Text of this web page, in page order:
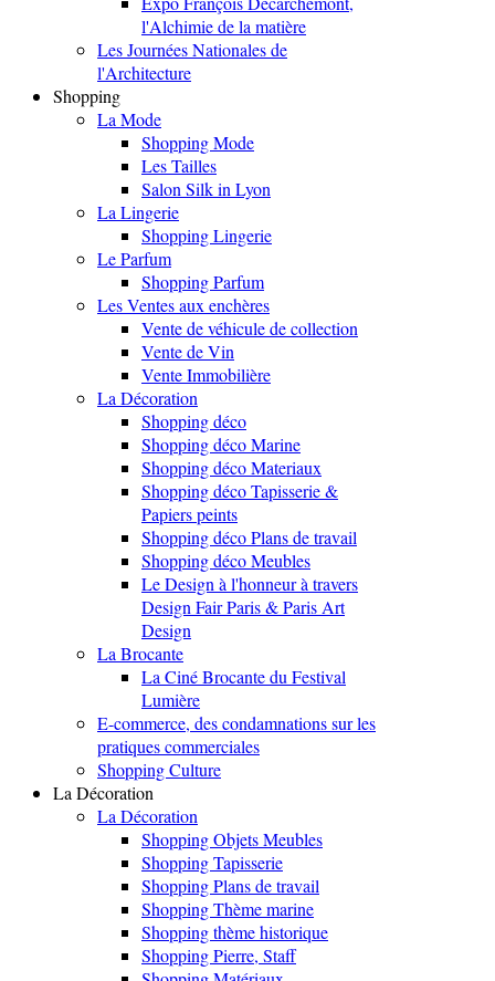
l'Alchimie de la matière
Les Journées Nationales de
l'Architecture
Shopping
La Mode
Shopping Mode
Les Tailles
Salon Silk in Lyon
La Lingerie
Shopping Lingerie
Le Parfum
Shopping Parfum
Les Ventes aux enchères
Vente de véhicule de collection
Vente de Vin
Vente Immobilière
La Décoration
Shopping déco
Shopping déco Marine
Shopping déco Materiaux
Shopping déco Tapisserie &
Papiers peints
Shopping déco Plans de travail
Shopping déco Meubles
Le Design à l'honneur à travers
Design Fair Paris & Paris Art
Design
La Brocante
La Ciné Brocante du Festival
Lumière
E-commerce, des condamnations sur les
pratiques commerciales
Shopping Culture
La Décoration
La Décoration
Shopping Objets Meubles
Shopping Tapisserie
Shopping Plans de travail
Shopping Thème marine
Shopping thème historique
Shopping Pierre, Staff